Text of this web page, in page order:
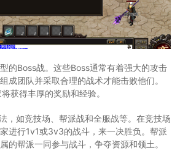
的Boss战。这些Boss通常有着强大的攻击
成团队并采取合理的战术才能击败他们。
获得丰厚的奖励和经验。
，如竞技场、帮派战和全服战等。在竞技场
进行1v1或3v3的战斗，来一决胜负。帮派
的帮派一同参与战斗，争夺资源和领土。